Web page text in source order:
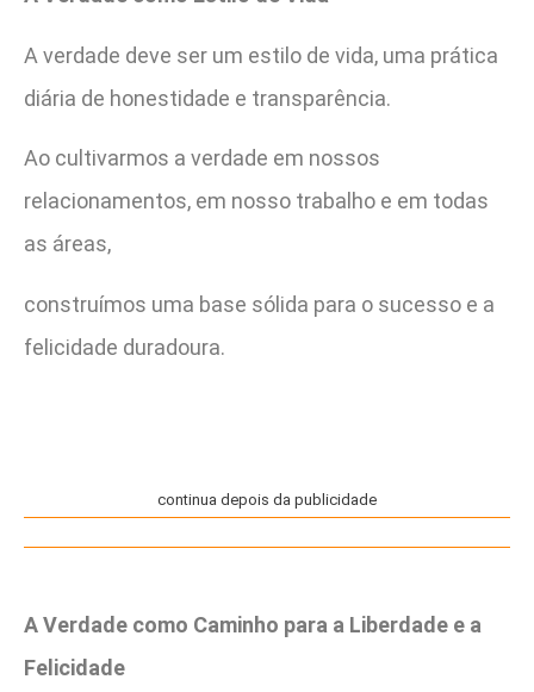
A verdade deve ser um estilo de vida, uma prática
diária de honestidade e transparência.
Ao cultivarmos a verdade em nossos
relacionamentos, em nosso trabalho e em todas
as áreas,
construímos uma base sólida para o sucesso e a
felicidade duradoura.
continua depois da publicidade
A Verdade como Caminho para a Liberdade e a
Felicidade